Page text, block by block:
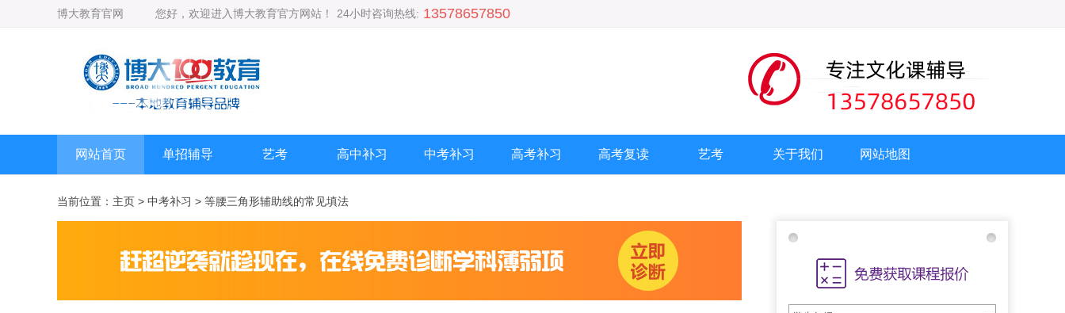
博大教育官网 您好，欢迎进入博大教育官方网站！ 24小时咨询热线: 13578657850
网站首页 单招辅导 艺考 高中补习 中考补习 高考补习 高考复读 艺考 关于我们 网站地图
当前位置： 主页 > 中考补习 > 等腰三角形辅助线的常见填法